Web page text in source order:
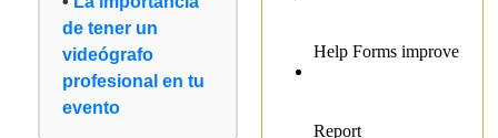
de tener un
videógrafo
profesional en tu
evento